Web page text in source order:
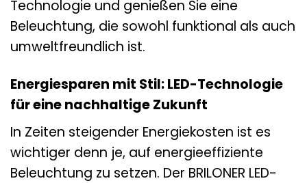
Technologie und genießen Sie eine
Beleuchtung, die sowohl funktional als auch
umweltfreundlich ist.
Energiesparen mit Stil: LED-Technologie
für eine nachhaltige Zukunft
In Zeiten steigender Energiekosten ist es
wichtiger denn je, auf energieeffiziente
Beleuchtung zu setzen. Der BRILONER LED-